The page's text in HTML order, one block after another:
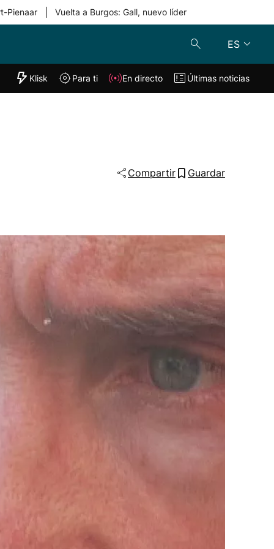
Pienaar Vuelta a Burgos: Gall, nuevo líder
ES
"Helmuga"
Klisk En directo
Klisk Para ti En directo Últimas noticias
Compartir Guardar